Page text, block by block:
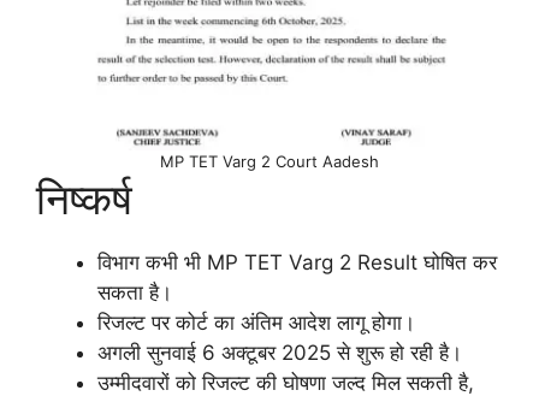
MP TET Varg 2 Court Aadesh
निष्कर्ष
विभाग कभी भी MP TET Varg 2 Result घोषित कर
सकता है।
रिजल्ट पर कोर्ट का अंतिम आदेश लागू होगा।
अगली सुनवाई 6 अक्टूबर 2025 से शुरू हो रही है।
उम्मीदवारों को रिजल्ट की घोषणा जल्द मिल सकती है,